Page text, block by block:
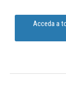
Acceda a